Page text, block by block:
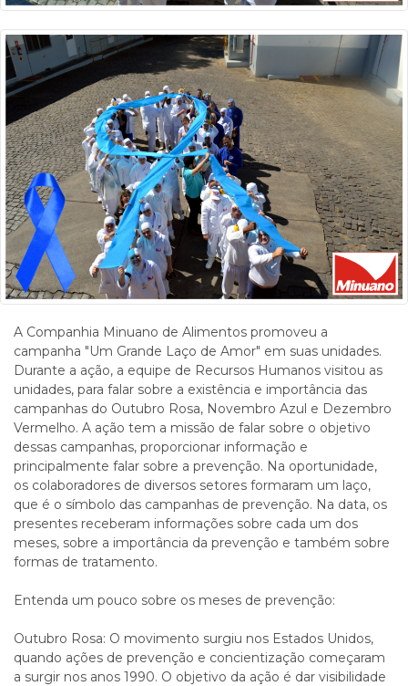
A Companhia Minuano de Alimentos promoveu a
campanha "Um Grande Laço de Amor" em suas unidades.
Durante a ação, a equipe de Recursos Humanos visitou as
unidades, para falar sobre a existência e importância das
campanhas do Outubro Rosa, Novembro Azul e Dezembro
Vermelho. A ação tem a missão de falar sobre o objetivo
dessas campanhas, proporcionar informação e
principalmente falar sobre a prevenção. Na oportunidade,
os colaboradores de diversos setores formaram um laço,
que é o símbolo das campanhas de prevenção. Na data, os
presentes receberam informações sobre cada um dos
meses, sobre a importância da prevenção e também sobre
formas de tratamento.
Entenda um pouco sobre os meses de prevenção:
Outubro Rosa: O movimento surgiu nos Estados Unidos,
quando ações de prevenção e concientização começaram
a surgir nos anos 1990. O objetivo da ação é dar visibilidade